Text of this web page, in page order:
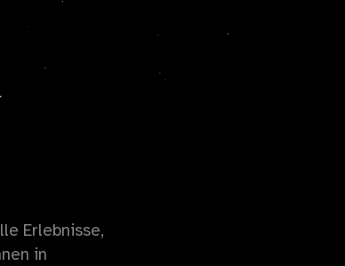
Erlebnisse,
in